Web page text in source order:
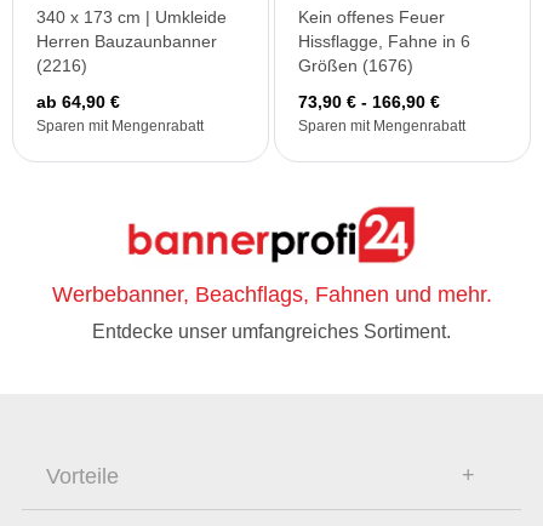
340 x 173 cm | Umkleide
Herren Bauzaunbanner
(2216)
ab 64,90 €
Sparen mit Mengenrabatt
Kein offenes Feuer
Hissflagge, Fahne in 6
Größen (1676)
73,90 € - 166,90 €
Sparen mit Mengenrabatt
Werbebanner, Beachflags, Fahnen und mehr.
Entdecke unser umfangreiches Sortiment.
Vorteile